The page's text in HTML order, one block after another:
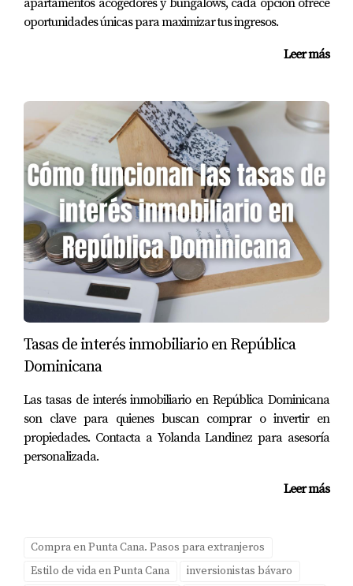
Landinez! Estoy aquí para ayudarte a tomar decisiones
¿Qué debo hacer si encuentro problemas
durante la inspección?
Es recomendable documentar todos los problemas
encontrados y discutirlos con el vendedor para buscar
soluciones antes del cierre.
¿Cuánto tiempo debería dedicar a la
inspección final?
Dedica al menos unas horas para revisar cada rincón; no
apresures este proceso.
¿Puedo realizar la inspección final yo mismo?
Si bien puedes hacerlo tú mismo, contar con un inspector
experta.
¿Qué documentos debo solicitar al vendedor?
¿Es necesario realizar una segunda visita
después de la inspección?
apartamentos acogedores y bungalows, cada opción ofrece
oportunidades únicas para maximizar tus ingresos.
Leer más
Tasas de interés inmobiliario en República
Dominicana
Las tasas de interés inmobiliario en República Dominicana
son clave para quienes buscan comprar o invertir en
propiedades. Contacta a Yolanda Landinez para asesoría
personalizada.
Leer más
Compra en Punta Cana. Pasos para extranjeros
Estilo de vida en Punta Cana
inversionistas bávaro